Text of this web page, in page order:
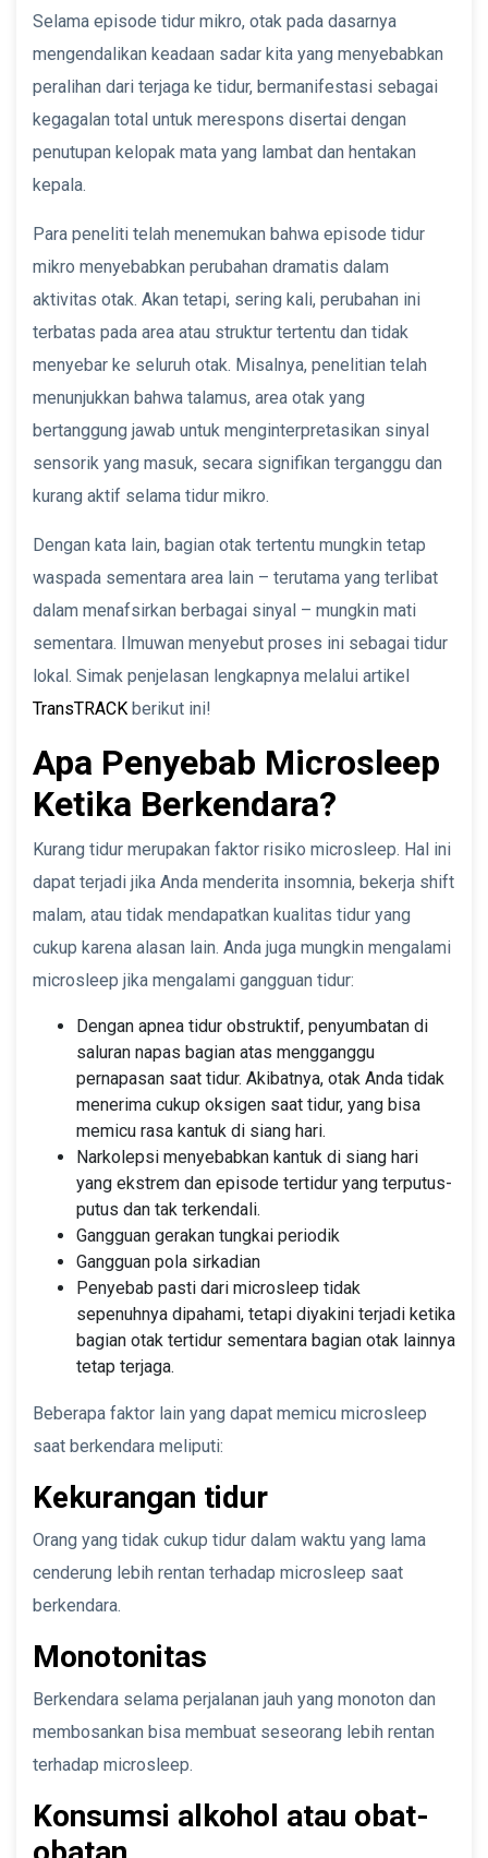
Selama episode tidur mikro, otak pada dasarnya
mengendalikan keadaan sadar kita yang menyebabkan
peralihan dari terjaga ke tidur, bermanifestasi sebagai
kegagalan total untuk merespons disertai dengan
penutupan kelopak mata yang lambat dan hentakan
kepala.
Para peneliti telah menemukan bahwa episode tidur
mikro menyebabkan perubahan dramatis dalam
aktivitas otak. Akan tetapi, sering kali, perubahan ini
terbatas pada area atau struktur tertentu dan tidak
menyebar ke seluruh otak. Misalnya, penelitian telah
menunjukkan bahwa talamus, area otak yang
bertanggung jawab untuk menginterpretasikan sinyal
sensorik yang masuk, secara signifikan terganggu dan
kurang aktif selama tidur mikro.
Dengan kata lain, bagian otak tertentu mungkin tetap
waspada sementara area lain – terutama yang terlibat
dalam menafsirkan berbagai sinyal – mungkin mati
sementara. Ilmuwan menyebut proses ini sebagai tidur
lokal. Simak penjelasan lengkapnya melalui artikel
TransTRACK berikut ini!
Apa Penyebab Microsleep
Ketika Berkendara?
Kurang tidur merupakan faktor risiko microsleep. Hal ini
dapat terjadi jika Anda menderita insomnia, bekerja shift
malam, atau tidak mendapatkan kualitas tidur yang
cukup karena alasan lain. Anda juga mungkin mengalami
microsleep jika mengalami gangguan tidur:
Dengan apnea tidur obstruktif, penyumbatan di
saluran napas bagian atas mengganggu
pernapasan saat tidur. Akibatnya, otak Anda tidak
menerima cukup oksigen saat tidur, yang bisa
memicu rasa kantuk di siang hari.
Narkolepsi menyebabkan kantuk di siang hari
yang ekstrem dan episode tertidur yang terputus-
putus dan tak terkendali.
Gangguan gerakan tungkai periodik
Gangguan pola sirkadian
Penyebab pasti dari microsleep tidak
sepenuhnya dipahami, tetapi diyakini terjadi ketika
bagian otak tertidur sementara bagian otak lainnya
tetap terjaga.
Beberapa faktor lain yang dapat memicu microsleep
saat berkendara meliputi:
Kekurangan tidur
Orang yang tidak cukup tidur dalam waktu yang lama
cenderung lebih rentan terhadap microsleep saat
berkendara.
Monotonitas
Berkendara selama perjalanan jauh yang monoton dan
membosankan bisa membuat seseorang lebih rentan
terhadap microsleep.
Konsumsi alkohol atau obat-